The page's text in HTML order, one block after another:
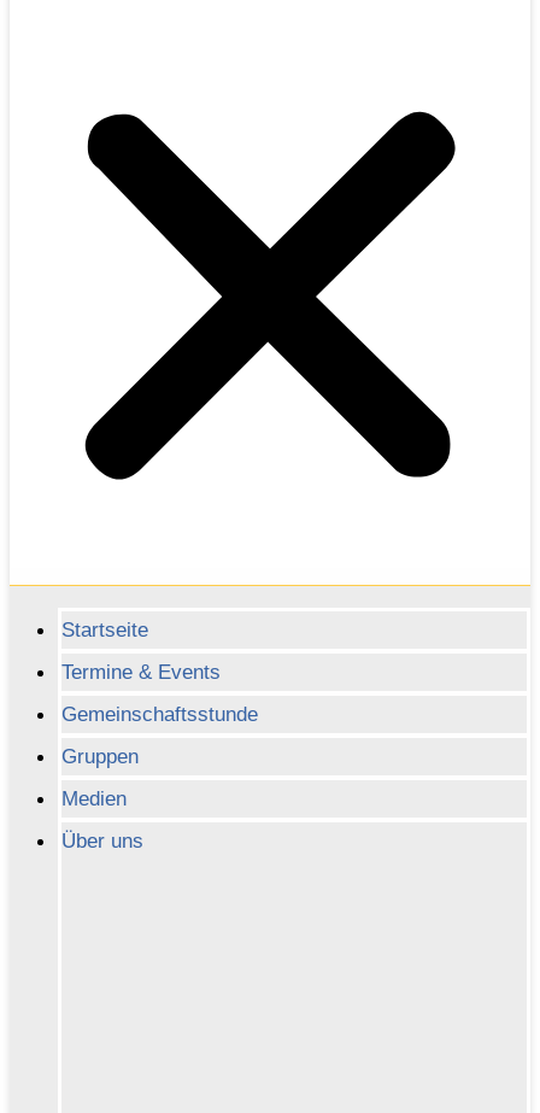
Startseite
Termine & Events
Gemeinschaftsstunde
Gruppen
Medien
Über uns